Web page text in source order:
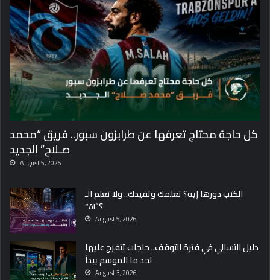
كل حاجة محتاج تعرفها عن طرابزون سبور.. فريق “محمد
صـلاح” الجديد
August 5, 2026
الكتب دورها إيه؟ تعلمك وتفيدك.. ولا تعلم الـ
“AI”؟
August 5, 2026
دليل التسالي في فترة التوقف.. حاجات تتفرج عليها
لحد ما الموسم يبدأ
August 3, 2026